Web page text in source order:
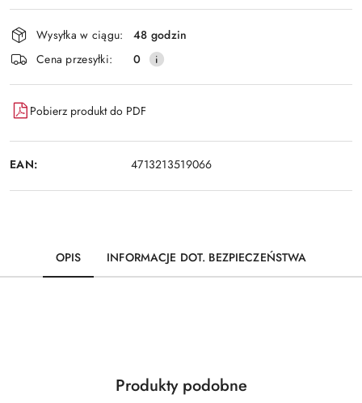
Wyślij
Dostępność
i
dostawa
Wysyłka w ciągu:
48 godzin
Cena przesyłki:
0
Pobierz produkt do PDF
EAN: 4713213519066
OPIS INFORMACJE DOT. BEZPIECZEŃSTWA
Pomiń karuzelę produktów
Produkty
Produkty podobne